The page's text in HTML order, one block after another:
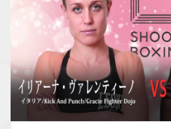
ち向かうのか！ 果たして勝利
のは...？ （禁止事項） ※個人で楽しむ以外、無許諾で頒布、
販売、譲渡、転載、転送、送信
ん。 ※上記を違反することによ
当社は法的措置を取ります。 ※
は（株）アース・オンにお問い